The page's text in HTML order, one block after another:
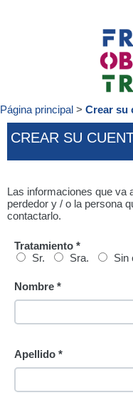
Página principal Crear su
CREAR SU
Las informaciones que va
perdedor y / o la persona
contactarlo.
Tratamiento *
Sr.
Sra. Sin
Nombre *
Apellido *